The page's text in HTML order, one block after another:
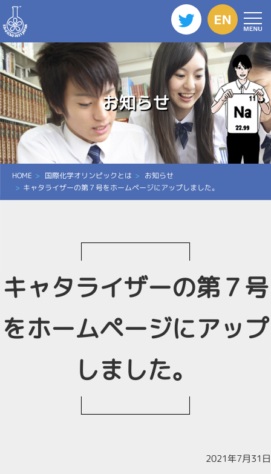
お知らせ
HOME 国際化学オリンピックとは お知らせ
キャタライザーの第７号をホームページにアップしました。
キャタライザーの第７号
をホームページにアップ
しました。
2021年7月31日